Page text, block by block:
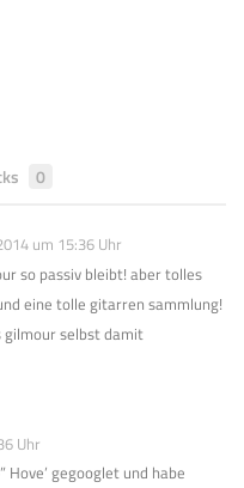
0
um 15:36 Uhr
so passiv bleibt! aber tolles
eine tolle gitarren sammlung!
gilmour selbst damit
Uhr
Hove’ gegooglet und habe